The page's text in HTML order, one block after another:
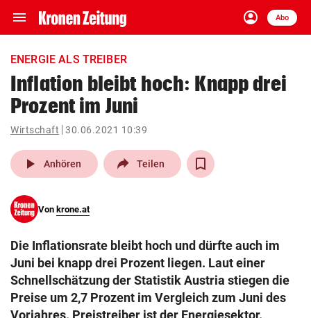
menu Navigation
ein-/ausklappen
account_circle
Anmelden
Abo
close Schließen
account_circle Anmelden
pin_drop
Wien arrow_right
search
eingeben
ENERGIE ALS TREIBER
Inflation bleibt hoch: Knapp drei
Prozent im Juni
Wirtschaft 30.06.2021 10:39
play_arrow Anhören Teilen
Von krone.at
Die Inflationsrate bleibt hoch und dürfte auch im
Juni bei knapp drei Prozent liegen. Laut einer
Schnellschätzung der Statistik Austria stiegen die
Preise um 2,7 Prozent im Vergleich zum Juni des
Vorjahres. Preistreiber ist der Energiesektor.